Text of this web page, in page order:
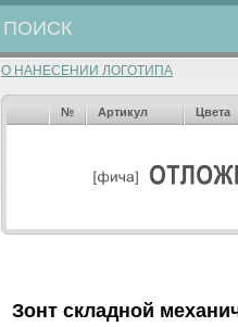
О НАНЕСЕНИИ ЛОГОТИПА
№ Артикул Цвета
Зонт складной